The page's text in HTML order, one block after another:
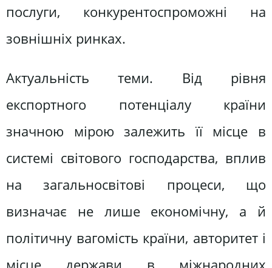
послуги, конкурентоспроможні на
зовнішніх ринках.
Актуальність теми. Від рівня
експортного потенціалу країни
значною мірою залежить її місце в
системі світового господарства, вплив
на загальносвітові процеси, що
визначає не лише економічну, а й
політичну вагомість країни, авторитет і